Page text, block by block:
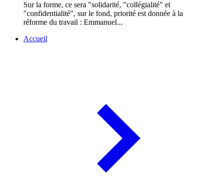
Sur la forme, ce sera "solidarité, "collégialité" et
"confidentialité", sur le fond, priorité est donnée à la
réforme du travail : Emmanuel...
Accueil